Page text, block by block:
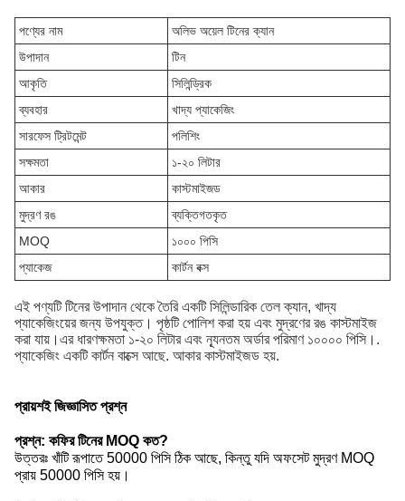
পণ্যের নাম
অলিভ অয়েল টিনের ক্যান
উপাদান
টিন
আকৃতি
সিলিন্ড্রিক
ব্যবহার
খাদ্য প্যাকেজিং
সারফেস ট্রিটমেন্ট
পলিশিং
সক্ষমতা
১-২০ লিটার
আকার
কাস্টমাইজড
মুদ্রণ রঙ
ব্যক্তিগতকৃত
MOQ
১০০০ পিসি
প্যাকেজ
কার্টন বক্স
এই পণ্যটি টিনের উপাদান থেকে তৈরি একটি সিলিন্ডারিক তেল ক্যান, খাদ্য
প্যাকেজিংয়ের জন্য উপযুক্ত। পৃষ্ঠটি পোলিশ করা হয় এবং মুদ্রণের রঙ কাস্টমাইজ
করা যায়।এর ধারণক্ষমতা ১-২০ লিটার এবং ন্যূনতম অর্ডার পরিমাণ ১০০০০ পিসি।.
প্যাকেজিং একটি কার্টন বাক্সে আছে. আকার কাস্টমাইজড হয়.
প্রায়শই জিজ্ঞাসিত প্রশ্ন
প্রশ্ন: কফির টিনের MOQ কত?
উত্তরঃ খাঁটি রূপাতে 50000 পিসি ঠিক আছে, কিন্তু যদি অফসেট মুদ্রণ MOQ
প্রায় 50000 পিসি হয়।